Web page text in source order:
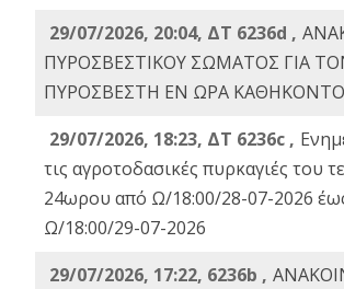
29/07/2026, 20:04, ΔΤ 6236d ,
ΠΥΡΟΣΒΕΣΤΙΚΟΥ ΣΩΜΑΤΟΣ ΓΙΑ
ΠΥΡΟΣΒΕΣΤΗ ΕΝ ΩΡΑ
29/07/2026, 18:23, ΔΤ 6236c ,
τις αγροτοδασικές πυρκαγιές του
24ωρου από Ω/18:00/28-07-2026
Ω/18:00/29-07-2026
29/07/2026, 17:22, 6236b ,